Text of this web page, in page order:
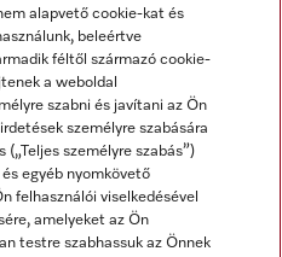
alapvető cookie-kat és
beleértve
féltől származó cookie-
a weboldal
szabni és javítani az Ön
személyre szabására
(„Teljes személyre szabás”)
egyéb nyomkövető
felhasználói viselkedésével
amelyeket az Ön
testre szabhassuk az Önnek